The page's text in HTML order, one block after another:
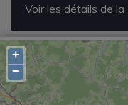
Voir les détails de la
+
−